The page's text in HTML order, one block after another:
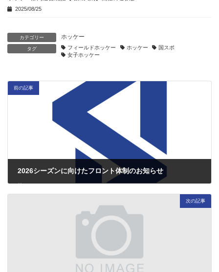
2025/08/25
カテゴリー ホッケー
タグ フィールドホッケー ホッケー
国スポ
女子ホッケー
前の記事
2026シーズンに向けたフロント体制のお知らせ
2026/01/05
次の記事